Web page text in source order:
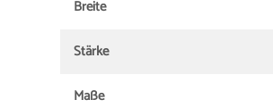
Breite
Stärke
Maße